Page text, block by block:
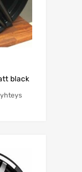
black
yhteys